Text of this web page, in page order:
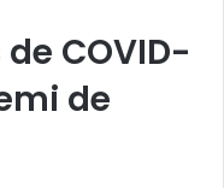
COVID-
de